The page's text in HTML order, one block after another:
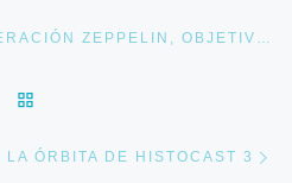
entradas BLITZOCAST 054 – OPERACIÓN ZEPPELIN, OBJETIVO MATAR A STALIN
LA ÓRBITA DE HISTOCAST 3